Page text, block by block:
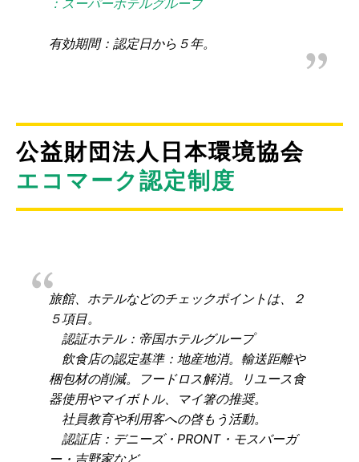
有効期間：認定日から５年。
公益財団法人日本環境協会
エコマーク認定制度
旅館、ホテルなどのチェックポイントは、２
５項目。
認証ホテル：帝国ホテルグループ
飲食店の認定基準：地産地消。輸送距離や
梱包材の削減。フードロス解消。リユース食
器使用やマイボトル、マイ箸の推奨。
社員教育や利用客への啓もう活動。
認証店：デニーズ・PRONT・モスバーガ
ー・吉野家など。